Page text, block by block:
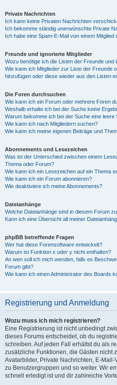
Private Nachrichten
Ich kann keine Privaten Nachrichten
Ich bekomme ständig unerwünschte Private
Ich habe eine Spam-E-Mail von einem Mitglied
Freunde und ignorierte Mitglieder
Wozu benötige ich die Listen der Freunde und
Wie kann ich Mitglieder zur Liste der Freunde
hinzufügen oder diese wieder aus den Listen
Die Foren durchsuchen
Wie kann ich ein Forum oder mehrere Foren
Weshalb erhalte ich bei der Suche keine
Warum bekomme ich bei der Suche eine leere
Wie kann ich nach Mitgliedern suchen?
Wie kann ich meine eigenen Beiträge und
Abonnements und Lesezeichen
Was ist der Unterschied zwischen einem
Thema oder Forum?
Wie kann ich ein Lesezeichen auf ein Thema
Wie kann ich ein Forum abonnieren?
Wie deaktiviere ich meine Abonnements?
Dateianhänge
Welche Dateianhänge sind in diesem Forum
Kann ich eine Übersicht all meiner
phpBB betreffende Fragen
Wer hat diese Forensoftware entwickelt?
Warum ist Funktion x oder y nicht enthalten?
An wen soll ich mich wenden, falls es
Forum gibt?
Wie kann ich einen Administrator des Boards
Registrierung und Anmeldung
Wozu muss ich mich registrieren?
Eine Registrierung ist nicht unbedingt
dieses Forums entscheidet, ob du
schreiben. Auf jeden Fall erhältst du als
zusätzliche Funktionen, die Gästen nicht
Avatarbilder, Private Nachrichten, E-
zu Benutzergruppen und so weiter. Wir
schnell erledigt ist und dir zahlreiche